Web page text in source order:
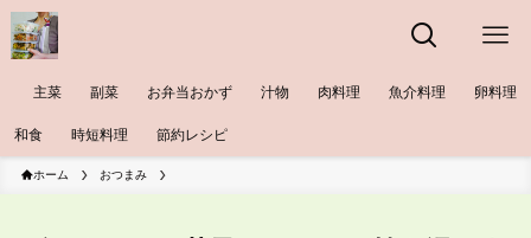
主菜 副菜 お弁当おかず 汁物 肉料理 魚介料理 卵料理
和食 時短料理 節約レシピ
ホーム おつまみ